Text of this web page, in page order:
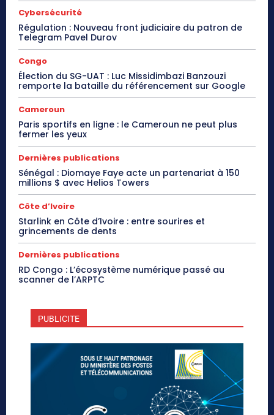
Cybersécurité
Régulation : Nouveau front judiciaire du patron de
Telegram Pavel Durov
Congo
Élection du SG-UAT : Luc Missidimbazi Banzouzi
remporte la bataille du référencement sur Google
Cameroun
Paris sportifs en ligne : le Cameroun ne peut plus
fermer les yeux
Dernières publications
Sénégal : Diomaye Faye acte un partenariat à 150
millions $ avec Helios Towers
Côte d’Ivoire
Starlink en Côte d’Ivoire : entre sourires et
grincements de dents
Dernières publications
RD Congo : L’écosystème numérique passé au
scanner de l’ARPTC
PUBLICITE